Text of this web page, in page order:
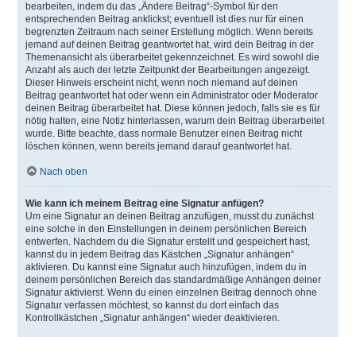
bearbeiten, indem du das „Ändere Beitrag“-Symbol für den
entsprechenden Beitrag anklickst; eventuell ist dies nur für einen
begrenzten Zeitraum nach seiner Erstellung möglich. Wenn bereits
jemand auf deinen Beitrag geantwortet hat, wird dein Beitrag in der
Themenansicht als überarbeitet gekennzeichnet. Es wird sowohl die
Anzahl als auch der letzte Zeitpunkt der Bearbeitungen angezeigt.
Dieser Hinweis erscheint nicht, wenn noch niemand auf deinen
Beitrag geantwortet hat oder wenn ein Administrator oder Moderator
deinen Beitrag überarbeitet hat. Diese können jedoch, falls sie es für
nötig halten, eine Notiz hinterlassen, warum dein Beitrag überarbeitet
wurde. Bitte beachte, dass normale Benutzer einen Beitrag nicht
löschen können, wenn bereits jemand darauf geantwortet hat.
Nach oben
Wie kann ich meinem Beitrag eine Signatur anfügen?
Um eine Signatur an deinen Beitrag anzufügen, musst du zunächst
eine solche in den Einstellungen in deinem persönlichen Bereich
entwerfen. Nachdem du die Signatur erstellt und gespeichert hast,
kannst du in jedem Beitrag das Kästchen „Signatur anhängen“
aktivieren. Du kannst eine Signatur auch hinzufügen, indem du in
deinem persönlichen Bereich das standardmäßige Anhängen deiner
Signatur aktivierst. Wenn du einen einzelnen Beitrag dennoch ohne
Signatur verfassen möchtest, so kannst du dort einfach das
Kontrollkästchen „Signatur anhängen“ wieder deaktivieren.